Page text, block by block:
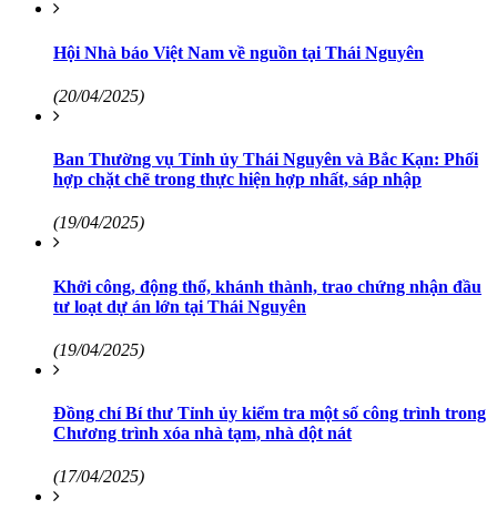
Hội Nhà báo Việt Nam về nguồn tại Thái Nguyên
(20/04/2025)
Ban Thường vụ Tỉnh ủy Thái Nguyên và Bắc Kạn: Phối
hợp chặt chẽ trong thực hiện hợp nhất, sáp nhập
(19/04/2025)
Khởi công, động thổ, khánh thành, trao chứng nhận đầu
tư loạt dự án lớn tại Thái Nguyên
(19/04/2025)
Đồng chí Bí thư Tỉnh ủy kiểm tra một số công trình trong
Chương trình xóa nhà tạm, nhà dột nát
(17/04/2025)